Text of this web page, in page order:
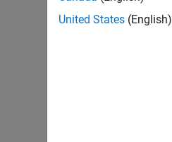
United States (English)